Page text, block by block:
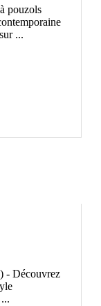
pouzols
...
) - Découvrez